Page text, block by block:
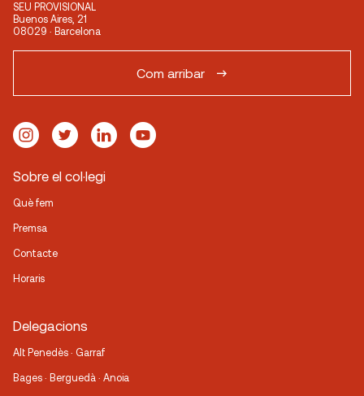
SEU PROVISIONAL
Buenos Aires, 21
08029 · Barcelona
Com arribar
Sobre el col·legi
Què fem
Premsa
Contacte
Horaris
Delegacions
Alt Penedès · Garraf
Bages · Berguedà · Anoia